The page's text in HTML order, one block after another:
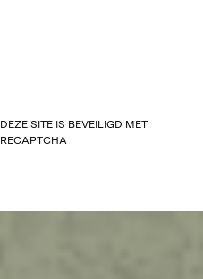
DEZE SITE IS BEVEILIGD MET
RECAPTCHA